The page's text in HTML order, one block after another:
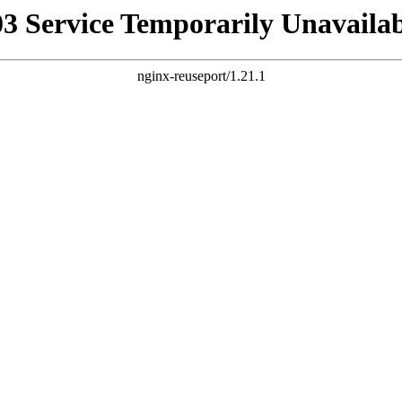
Service Temporarily
nginx-reuseport/1.21.1